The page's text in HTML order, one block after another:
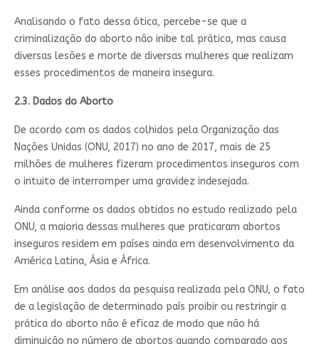
Analisando o fato dessa ótica, percebe-se que a
criminalização do aborto não inibe tal prática, mas causa
diversas lesões e morte de diversas mulheres que realizam
esses procedimentos de maneira insegura.
2.3. Dados do Aborto
De acordo com os dados colhidos pela Organização das
Nações Unidas (ONU, 2017) no ano de 2017, mais de 25
milhões de mulheres fizeram procedimentos inseguros com
o intuito de interromper uma gravidez indesejada.
Ainda conforme os dados obtidos no estudo realizado pela
ONU, a maioria dessas mulheres que praticaram abortos
inseguros residem em países ainda em desenvolvimento da
América Latina, Ásia e África.
Em análise aos dados da pesquisa realizada pela ONU, o fato
de a legislação de determinado país proibir ou restringir a
prática do aborto não é eficaz de modo que não há
diminuição no número de abortos quando comparado aos